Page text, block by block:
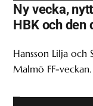
Ny vecka,
HBK och den
Hansson Lilja och
Malmö FF-veckan.